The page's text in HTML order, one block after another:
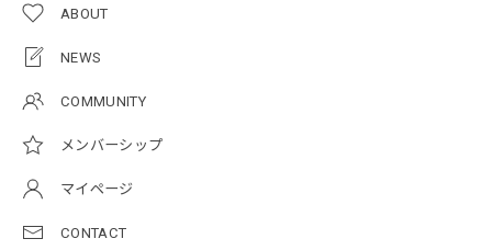
ABOUT
NEWS
COMMUNITY
メンバーシップ
マイページ
CONTACT